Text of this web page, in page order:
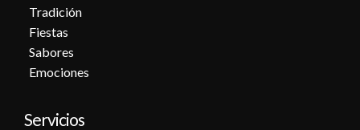
Tradición
Fiestas
Sabores
Emociones
Servicios